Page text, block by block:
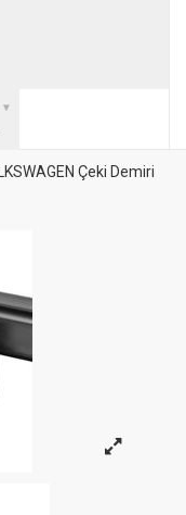
Çeki Demiri